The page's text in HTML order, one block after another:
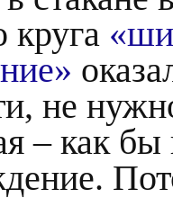
круга
не
– как